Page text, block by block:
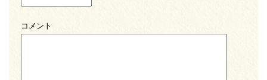
コメント